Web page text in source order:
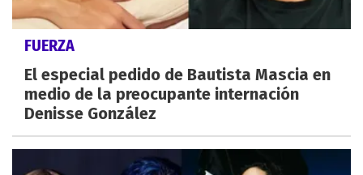
FUERZA
El especial pedido de Bautista Mascia en
medio de la preocupante internación
Denisse González